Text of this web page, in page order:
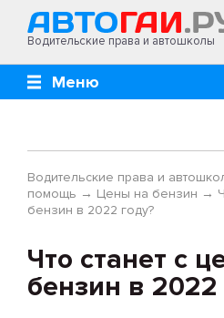
Водительские права и автошколы
Меню
Водительские права и
помощь → Цены на бензин →
бензин в 2022 году?
Что станет с
бензин в 2022